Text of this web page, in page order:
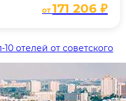
от171 206 ₽
отелей от советского